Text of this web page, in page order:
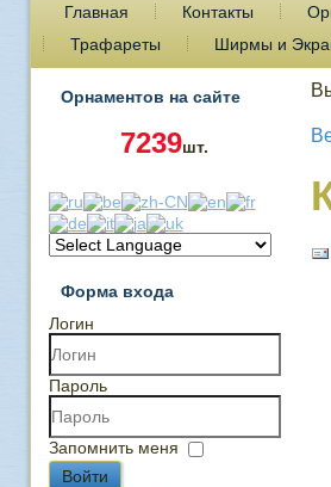
Главная Контакты
Трафареты
Ширмы и
Орнаментов на сайте
7239шт.
Форма входа
Логин
Пароль
Запомнить меня
Войти